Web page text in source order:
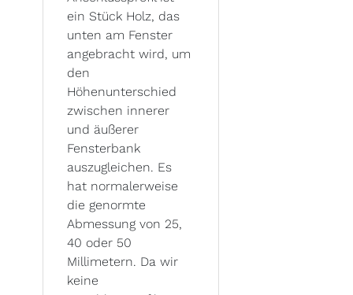
ein Stück Holz, das
unten am Fenster
angebracht wird, um
den
Höhenunterschied
zwischen innerer
und äußerer
Fensterbank
auszugleichen. Es
hat normalerweise
die genormte
Abmessung von 25,
40 oder 50
Millimetern. Da wir
keine